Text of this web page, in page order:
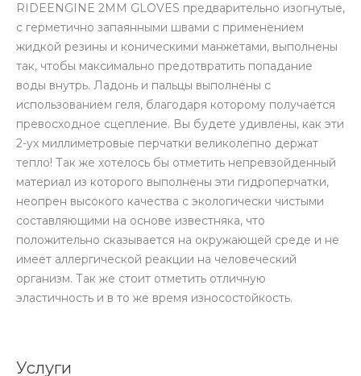
RIDEENGINE 2MM GLOVES предварительно изогнутые,
с герметично запаянными швами с применением
жидкой резины и коническими манжетами, выполнены
так, чтобы максимально предотвратить попадание
воды внутрь. Ладонь и пальцы выполнены с
использованием геля, благодаря которому получается
превосходное сцепление. Вы будете удивлены, как эти
2-ух миллиметровые перчатки великолепно держат
тепло! Так же хотелось бы отметить непревзойденный
материал из которого выполнены эти гидроперчатки,
неопрен высокого качества с экологически чистыми
составляющими на основе известняка, что
положительно сказывается на окружающей среде и не
имеет аллергической реакции на человеческий
организм. Так же стоит отметить отличную
эластичность и в то же время износостойкость.
Услуги